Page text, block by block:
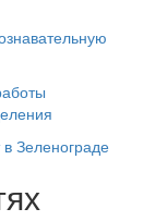
Зеленограде